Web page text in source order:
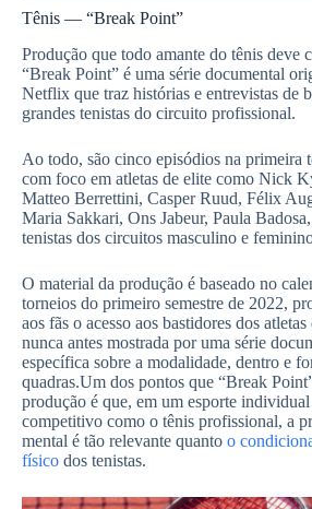
Tênis — “Break Point”
Produção que todo amante do tênis deve
“Break Point” é uma série documental
Netflix que traz histórias e entrevistas de
grandes tenistas do circuito profissional.
Ao todo, são cinco episódios na primeira
com foco em atletas de elite como Nick
Matteo Berrettini, Casper Ruud, Félix
Maria Sakkari, Ons Jabeur, Paula
tenistas dos circuitos masculino e
O material da produção é baseado no
torneios do primeiro semestre de 2022,
aos fãs o acesso aos bastidores dos
nunca antes mostrada por uma série
específica sobre a modalidade, dentro e
quadras.Um dos pontos que “Break
produção é que, em um esporte individual
competitivo como o tênis profissional, a
mental é tão relevante quanto o
físico dos tenistas.